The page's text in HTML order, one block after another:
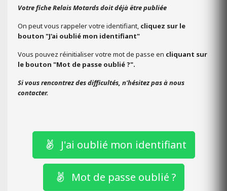
Votre fiche Relais Motards doit déjà être publiée
On peut vous rappeler votre identifiant, cliquez sur le
bouton "J'ai oublié mon identifiant"
Vous pouvez réinitialiser votre mot de passe en cliquant sur
le bouton "Mot de passe oublié ?".
Si vous rencontrez des difficultés, n'hésitez pas à nous
contacter.
J'ai oublié mon identifiant
Mot de passe oublié ?